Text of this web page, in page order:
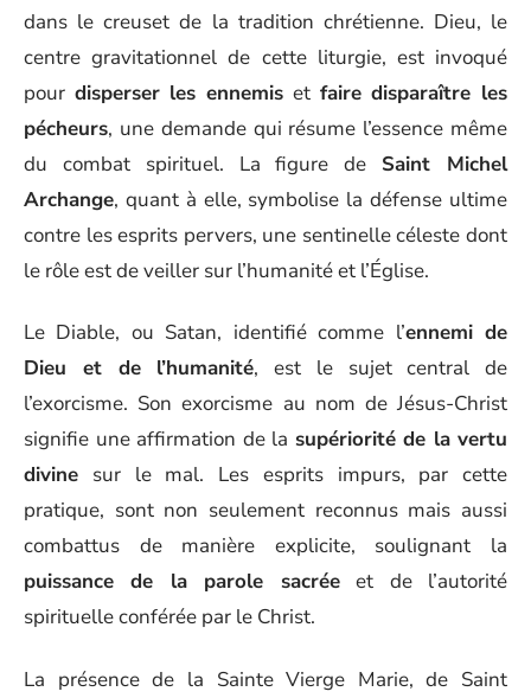
dans le creuset de la tradition chrétienne. Dieu, le
centre gravitationnel de cette liturgie, est invoqué
pour disperser les ennemis et faire disparaître les
pécheurs, une demande qui résume l’essence même
du combat spirituel. La figure de Saint Michel
Archange, quant à elle, symbolise la défense ultime
contre les esprits pervers, une sentinelle céleste dont
le rôle est de veiller sur l’humanité et l’Église.
Le Diable, ou Satan, identifié comme l’ennemi de
Dieu et de l’humanité, est le sujet central de
l’exorcisme. Son exorcisme au nom de Jésus-Christ
signifie une affirmation de la supériorité de la vertu
divine sur le mal. Les esprits impurs, par cette
pratique, sont non seulement reconnus mais aussi
combattus de manière explicite, soulignant la
puissance de la parole sacréeet de l’autorité
spirituelle conférée par le Christ.
La présence de la Sainte Vierge Marie, de Saint